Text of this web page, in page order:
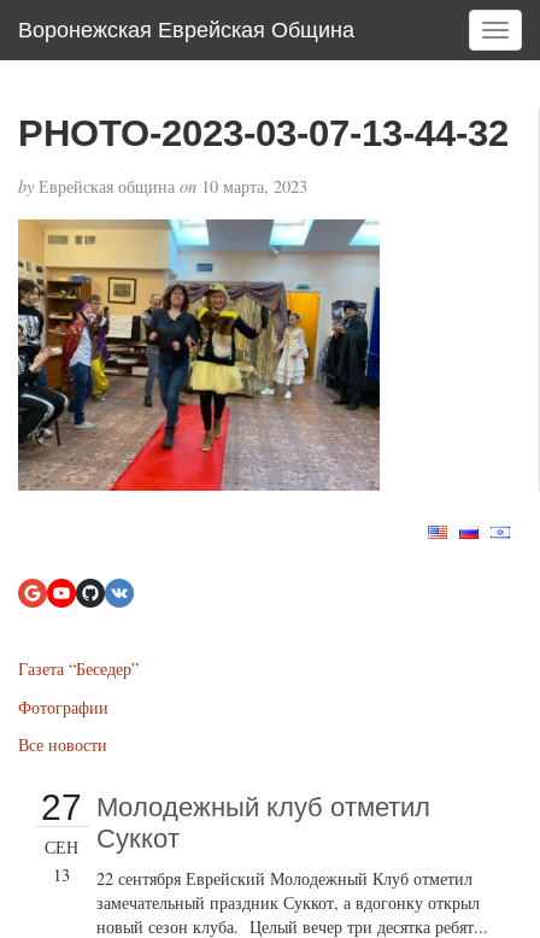
Воронежская Еврейская Община
T
o
l
PHOTO-2023-03-07-13-44-32
by Еврейская община on 10 марта, 2023
Газета “Беседер”
Фотографии
Все новости
27
СЕН
13
Молодежный клуб отметил
Суккот
22 сентября Еврейский Молодежный Клуб отметил
замечательный праздник Суккот, а вдогонку открыл
новый сезон клуба. Целый вечер три десятка ребят...